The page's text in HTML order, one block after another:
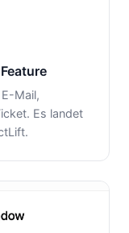
Mail,
Es landet